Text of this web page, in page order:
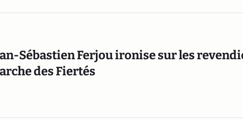
Sébastien Ferjou ironise sur les
des Fiertés